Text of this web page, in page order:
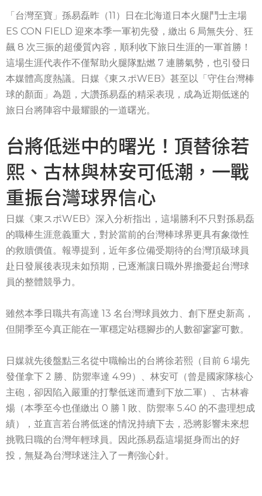
「台灣至寶」孫易磊昨（11）日在北海道日本火腿鬥士主場
ES CON FIELD 迎來本季一軍初先發，繳出 6 局無失分、狂
飆 8 次三振的超優質內容，順利收下旅日生涯的一軍首勝！
這場生涯代表作不僅幫助火腿隊點燃 7 連勝氣勢，也引發日
本媒體高度熱議。日媒《東スポWEB》甚至以「守住台灣棒
球的顏面」為題，大讚孫易磊的精采表現，成為近期低迷的
旅日台將陣容中最耀眼的一道曙光。
台將低迷中的曙光！頂替徐若
熙、古林與林安可低潮，一戰
重振台灣球界信心
日媒《東スポWEB》深入分析指出，這場勝利不只對孫易磊
的職棒生涯意義重大，對於當前的台灣棒球界更具有象徵性
的救贖價值。報導提到，近年多位備受期待的台灣頂級球員
赴日發展後表現未如預期，已逐漸讓日職外界擔憂起台灣球
員的整體競爭力。
雖然本季日職共有高達 13 名台灣球員效力、創下歷史新高，
但開季至今真正能在一軍穩定站穩腳步的人數卻寥寥可數。
日媒就先後盤點三名從中職輸出的台將徐若熙（目前 6 場先
發僅拿下 2 勝、防禦率達 4.99）、林安可（曾是國家隊核心
主砲，卻因陷入嚴重的打擊低迷而遭到下放二軍）、古林睿
煬（本季至今也僅繳出 0 勝 1 敗、防禦率 5.40 的不盡理想成
績），並直言若台將低迷的情況持續下去，恐將影響未來想
挑戰日職的台灣年輕球員。因此孫易磊這場挺身而出的好
投，無疑為台灣球迷注入了一劑強心針。